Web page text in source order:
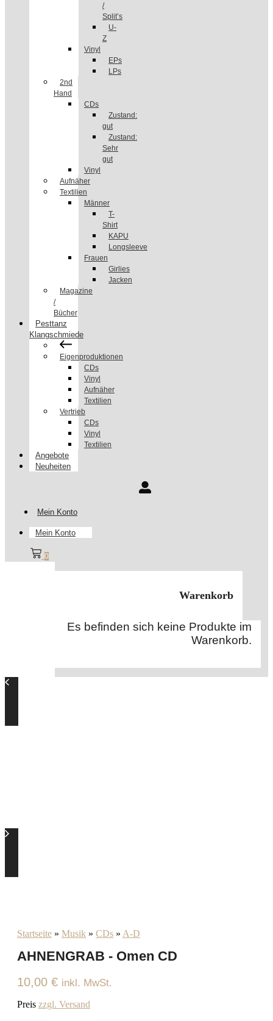
/
Split’s
U-
Z
Vinyl
EPs
LPs
2nd
Hand
CDs
Zustand:
gut
Zustand:
Sehr
gut
Vinyl
Aufnäher
Textilien
Männer
T-
Shirt
KAPU
Longsleeve
Frauen
Girlies
Jacken
Magazine
/
Bücher
Pesttanz
Klangschmiede
Eigenproduktionen
CDs
Vinyl
Aufnäher
Textilien
Vertrieb
CDs
Vinyl
Textilien
Angebote
Neuheiten
Mein Konto
Mein Konto
0
Warenkorb
Es befinden sich keine Produkte im
Warenkorb.
Startseite » Musik » CDs » A-D
AHNENGRAB - Omen CD
10,00 € inkl. MwSt.
Preis zzgl. Versand